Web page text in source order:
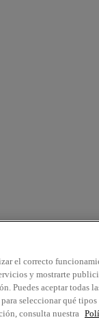
el correcto
y mostrarte
Puedes aceptar todas
seleccionar qué tipos
consulta nuestra